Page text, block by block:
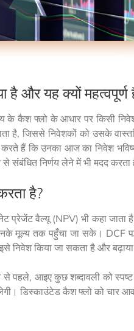
और यह क्यों महत्वपूर्ण
के कैश फ्लो के आधार पर किसी
है, जिससे निवेशकों को उसके
हैं कि उनका आज का निवेश
संबंधित निर्णय लेने में भी मदद करता
है?
प्रेजेंट वैल्यू (NPV) भी कहा जाता
मूल्य तक पहुँचा जा सके। DCF
निवेश किया जा सकता है और
से पहले, आइए कुछ शब्दावली को
डिस्काउंटेड कैश फ्लो को चार